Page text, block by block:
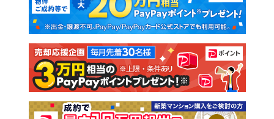
新築一戸建て 中古一戸建て
注文住宅 土地
売却査定